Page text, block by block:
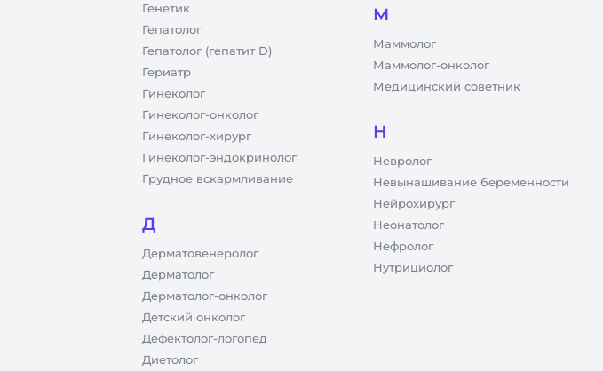
Генетик
Гепатолог
Гепатолог (гепатит D)
Гериатр
Гинеколог
Гинеколог-онколог
Гинеколог-хирург
Гинеколог-эндокринолог
Грудное вскармливание
Д
Дерматовенеролог
Дерматолог
Дерматолог-онколог
Детский онколог
Дефектолог-логопед
Диетолог
М
Маммолог
Маммолог-онколог
Медицинский советник
Н
Невролог
Невынашивание беременности
Нейрохирург
Неонатолог
Нефролог
Нутрициолог